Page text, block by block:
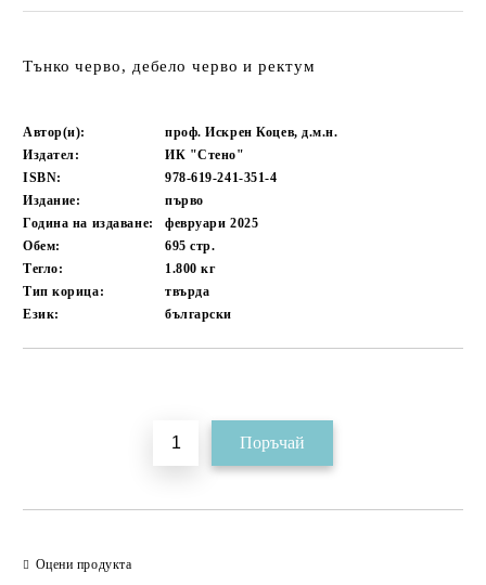
Тънко черво, дебело черво и ректум
Автор(и):
проф. Искрен Коцев, д.м.н.
Издател:
ИК "Стено"
ISBN:
978-619-241-351-4
Издание:
първо
Година на издаване:
февруари 2025
Обем:
695стр.
Тегло:
1.800кг
Тип корица:
твърда
Език:
български
Оцени продукта